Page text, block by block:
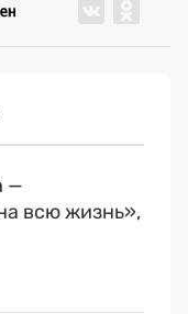
—
всю жизнь»,